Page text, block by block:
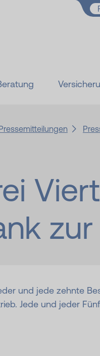
Pressemitteilungen
und jede zehnte
Jede und jeder